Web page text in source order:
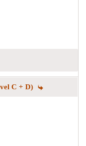
C + D)